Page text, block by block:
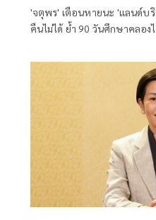
'จตุพร' เตือนหายนะ 'แลนด์บริ
คืนไม่ได้ ย้ำ 90 วันศึกษาคลอ
ท์เทิร์นซีบอร์ดเดิมเกิดประโย